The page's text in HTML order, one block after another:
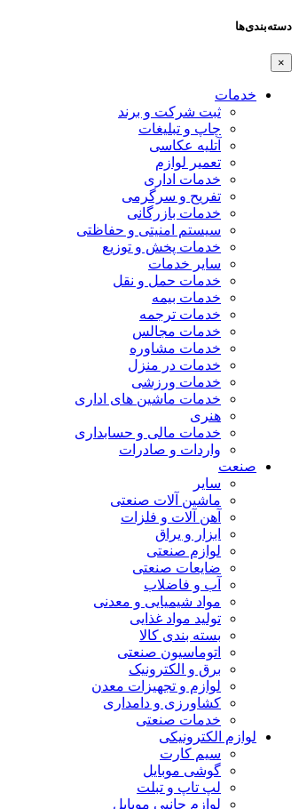
دسته‌بندی‌ها
×
خدمات
ثبت شرکت و برند
چاپ و تبلیغات
آتلیه عکاسی
تعمیر لوازم
خدمات اداری
تفریح و سرگرمی
خدمات بازرگانی
سیستم امنیتی و حفاظتی
خدمات پخش و توزیع
سایر خدمات
خدمات حمل و نقل
خدمات بیمه
خدمات ترجمه
خدمات مجالس
خدمات مشاوره
خدمات در منزل
خدمات ورزشی
خدمات ماشین های اداری
هنری
خدمات مالی و حسابداری
واردات و صادرات
صنعت
سایر
ماشین آلات صنعتی
آهن آلات و فلزات
ابزار و یراق
لوازم صنعتی
ضایعات صنعتی
آب و فاضلاب
مواد شیمیایی و معدنی
تولید مواد غذایی
بسته بندی کالا
اتوماسیون صنعتی
برق و الکترونیک
لوازم و تجهیزات معدن
کشاورزی و دامداری
خدمات صنعتی
لوازم الکترونیکی
سیم کارت
گوشی موبایل
لپ تاپ و تبلت
لوازم جانبی موبایل